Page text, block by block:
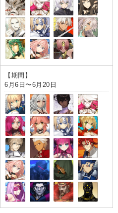
【期間】
6月6日〜6月20日